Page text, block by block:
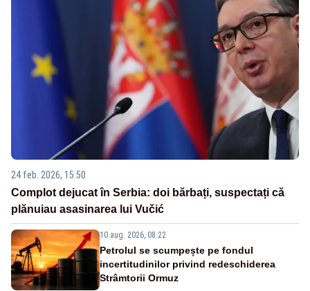
24 feb. 2026, 15:50
Complot dejucat în Serbia: doi bărbați, suspectați că
plănuiau asasinarea lui Vučić
10 aug. 2026, 08:22
Petrolul se scumpește pe fondul
incertitudinilor privind redeschiderea
Strâmtorii Ormuz